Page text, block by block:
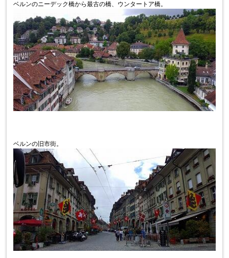
ベルンのニーデック橋から最古の橋、ウンタートア橋。
ベルンの旧市街。